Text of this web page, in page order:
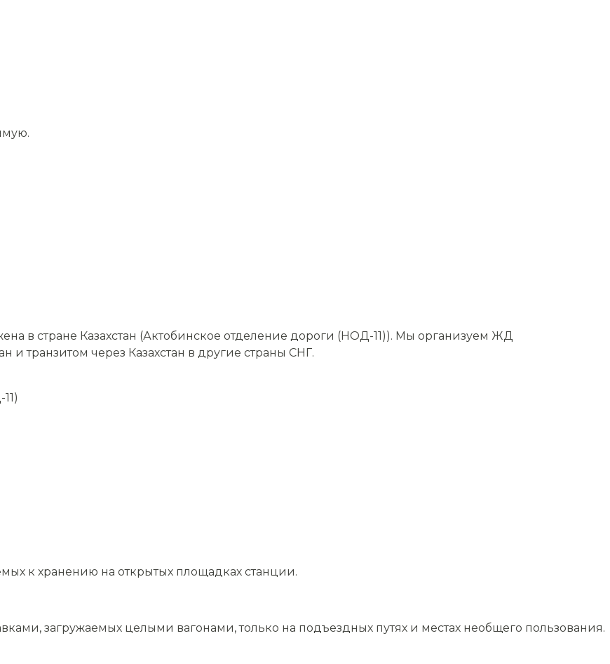
в стране Казахстан (Актобинское отделение дороги (НОД-11)). Мы организуем ЖД
и транзитом через Казахстан в другие страны СНГ.
к хранению на открытых площадках станции.
загружаемых целыми вагонами, только на подъездных путях и местах необщего пользования.